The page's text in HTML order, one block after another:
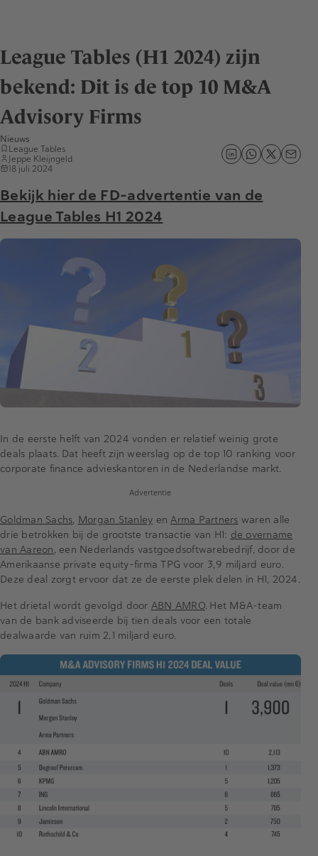
League Tables (H1 2024) zijn
bekend: Dit is de top 10 M&A
Advisory Firms
Nieuws
League Tables
Jeppe Kleijngeld
18 juli 2024
Bekijk hier de FD-advertentie van de
League Tables H1 2024
In de eerste helft van 2024 vonden er relatief weinig grote
deals plaats. Dat heeft zijn weerslag op de top 10 ranking voor
corporate finance advieskantoren in de Nederlandse markt.
Advertentie
Goldman Sachs, Morgan Stanley enArma Partners waren alle
drie betrokken bij de grootste transactie van H1: de overname
van Aareon, een Nederlands vastgoedsoftwarebedrijf, door de
Amerikaanse private equity-firma TPG voor 3,9 miljard euro.
Deze deal zorgt ervoor dat ze de eerste plek delen in H1, 2024.
Het drietal wordt gevolgd door ABN AMRO. Het M&A-team
van de bank adviseerde bij tien deals voor een totale
dealwaarde van ruim 2,1 miljard euro.